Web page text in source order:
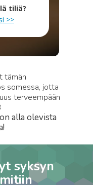
tiliä?
>>
tämän
somessa, jotta
terveempään
alla olevista
syksyn